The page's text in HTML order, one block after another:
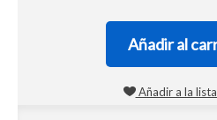
Añadir al
Añadir a la